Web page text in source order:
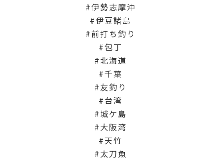
伊勢志摩沖
伊豆諸島
前打ち釣り
包丁
北海道
千葉
友釣り
台湾
城ケ島
大阪湾
天竹
太刀魚